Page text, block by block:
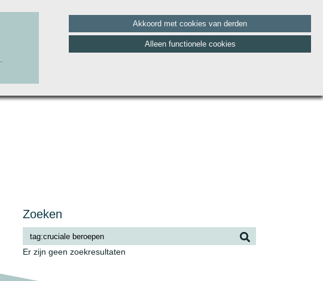
Akkoord met cookies van derden
Alleen functionele cookies
Zoeken
Er zijn geen zoekresultaten